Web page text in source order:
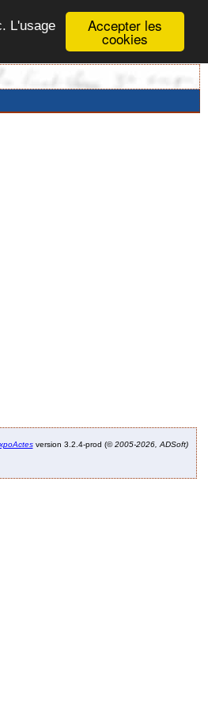
Accepter les
cookies
L'usage
version 3.2.4-prod (©2005-2026, ADSoft)